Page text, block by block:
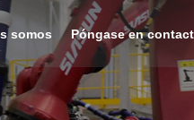
somos Póngase en